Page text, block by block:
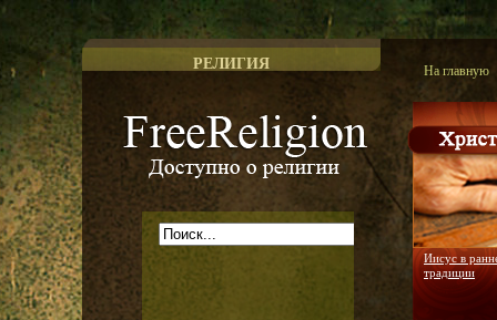
РЕЛИГИЯ На главную
Иисус в
традиции